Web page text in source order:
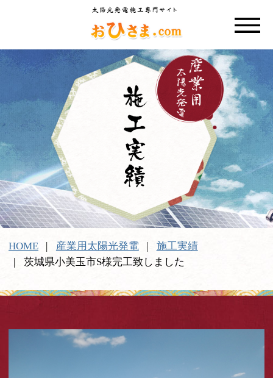
HOME 産業用太陽光発電
施工実績
茨城県小美玉市S様完工致しました